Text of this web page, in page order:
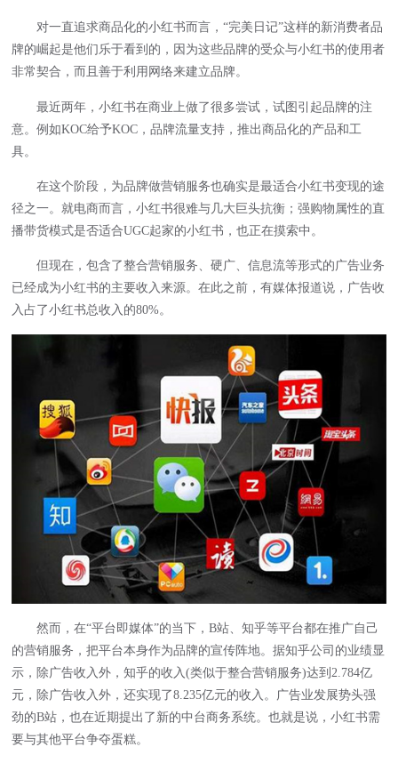
对一直追求商品化的小红书而言，“完美日记”这样的新消费者品
牌的崛起是他们乐于看到的，因为这些品牌的受众与小红书的使用者
非常契合，而且善于利用网络来建立品牌。
最近两年，小红书在商业上做了很多尝试，试图引起品牌的注
意。例如KOC给予KOC，品牌流量支持，推出商品化的产品和工
具。
在这个阶段，为品牌做营销服务也确实是最适合小红书变现的途
径之一。就电商而言，小红书很难与几大巨头抗衡；强购物属性的直
播带货模式是否适合UGC起家的小红书，也正在摸索中。
但现在，包含了整合营销服务、硬广、信息流等形式的广告业务
已经成为小红书的主要收入来源。在此之前，有媒体报道说，广告收
入占了小红书总收入的80%。
然而，在“平台即媒体”的当下，B站、知乎等平台都在推广自己
的营销服务，把平台本身作为品牌的宣传阵地。据知乎公司的业绩显
示，除广告收入外，知乎的收入(类似于整合营销服务)达到2.784亿
元，除广告收入外，还实现了8.235亿元的收入。广告业发展势头强
劲的B站，也在近期提出了新的中台商务系统。也就是说，小红书需
要与其他平台争夺蛋糕。